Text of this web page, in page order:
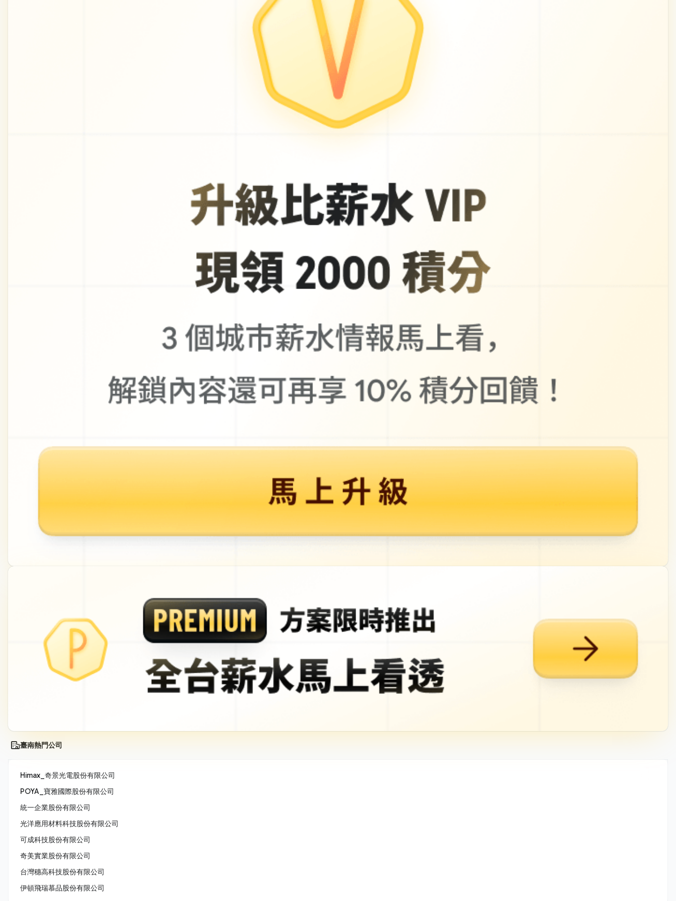
臺南熱門公司
Himax_奇景光電股份有限公司
POYA_寶雅國際股份有限公司
統一企業股份有限公司
光洋應用材料科技股份有限公司
可成科技股份有限公司
奇美實業股份有限公司
台灣穗高科技股份有限公司
伊頓飛瑞慕品股份有限公司